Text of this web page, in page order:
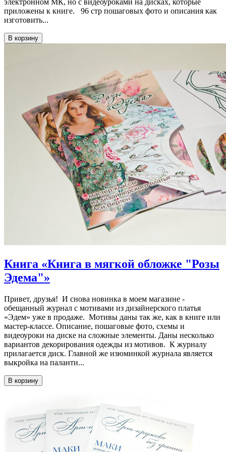
электронном МК, но с видеоуроками на дисках, которые
приложены к книге. 96 стр пошаговых фото и описания как
изготовить...
В корзину
Книга «Книга в мягкой обложке "Розы
Эдема"»
Привет, друзья! И снова новинка в моем магазине -
обещанный журнал с мотивами из дизайнерского платья
«Эдем» уже в продаже. Мотивы даны так же, как в книге или
мастер-классе. Описание, пошаговые фото, схемы и
видеоуроки на диске на сложные элементы. Даны несколько
вариантов декорирования одежды из мотивов. К журналу
прилагается диск. Главной же изюминкой журнала является
выкройка на паланти...
В корзину